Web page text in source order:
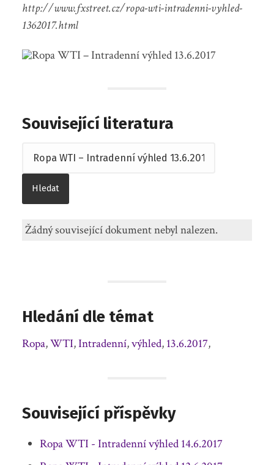
http://www.fxstreet.cz/ropa-wti-intradenni-vyhled-
1362017.html
Související literatura
Žádný související dokument nebyl nalezen.
Hledání dle témat
Ropa,WTI,Intradenní,výhled, 13.6.2017,
Související příspěvky
Ropa WTI - Intradenní výhled 14.6.2017